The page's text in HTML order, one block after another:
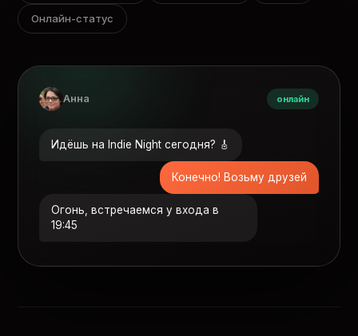
Онлайн-статус
Анна онлайн
Идёшь на Indie Night сегодня? 🎸
Конечно! Возьму друзей
Огонь, встречаемся у входа в
19:45